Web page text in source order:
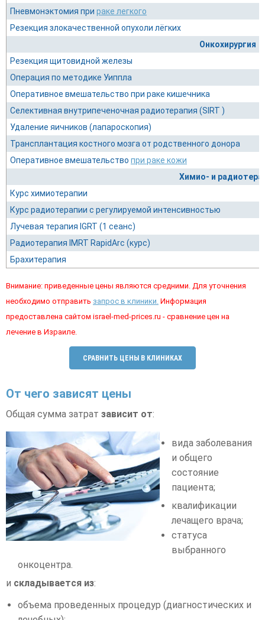
Пневмонэктомия при раке легкого
Резекция злокачественной опухоли лёгких
Онкохирургия
Резекция щитовидной железы
Операция по методике Уиппла
Оперативное вмешательство при раке кишечника
Селективная внутрипеченочная радиотерапия (SIRT )
Удаление яичников (лапароскопия)
Трансплантация костного мозга от родственного донора
Оперативное вмешательство при раке кожи
Химио- и
Курс химиотерапии
Курс радиотерапии с регулируемой интенсивностью
Лучевая терапия IGRT (1 сеанс)
Радиотерапия IMRT RapidArc (курс)
Брахитерапия
Внимание: приведенные цены являются средними. Для уточнения
необходимо отправить запрос в клиники. Информация
предоставлена сайтом israel-med-prices.ru - сравнение цен на
лечение в Израиле.
СРАВНИТЬ ЦЕНЫ В КЛИНИКАХ
От чего зависят цены
Общая сумма затрат зависит от:
вида заболевания
и общего
состояние
пациента;
квалификации
лечащего врача;
статуса
выбранного
онкоцентра.
и складывается из:
объема проведенных процедур (диагностических и